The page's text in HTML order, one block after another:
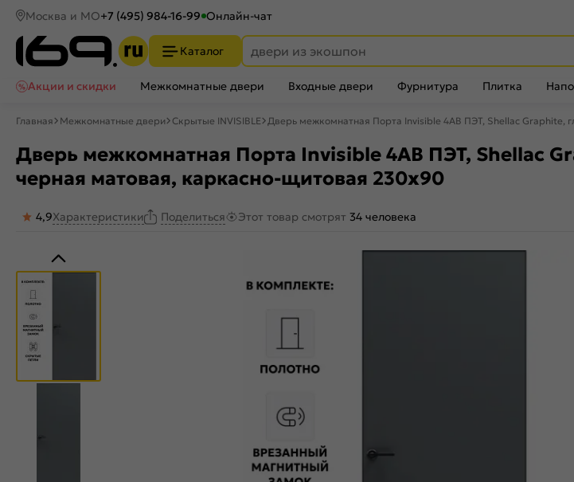
Москва и МО+7 (495) 984-16-99 Онлайн-чат
Каталог
Акции и скидки
Межкомнатные двери Входные двери Фурнитура Плитка
Главная Межкомнатные двери Скрытые INVISIBLE Дверь межкомнатная Порта Invisible 4AB ПЭТ, Shellac Graphite,
Дверь межкомнатная Порта Invisible 4AB ПЭТ, Shellac
черная матовая, каркасно-щитовая 230x90
4,9Характеристики Поделиться Этот товар смотрят 34 человека